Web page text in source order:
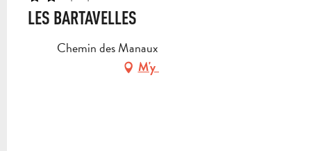
LES BARTAVELLES
Chemin des Manaux, 13360 Roquevaire
M'y rendre